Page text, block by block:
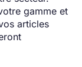
gamme et
articles